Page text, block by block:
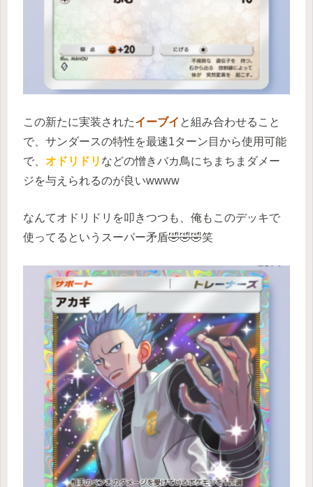
この新たに実装されたイーブイ と組み合わせること
で、サンダースの特性を最速1ターン目から使用可能
で、 オドリドリ などの憎きバカ鳥にちまちまダメー
ジを与えられるのが良いwwww
なんてオドリドリを叩きつつも、俺もこのデッキで
使ってるというスーパー矛盾🤣🤣🤣笑